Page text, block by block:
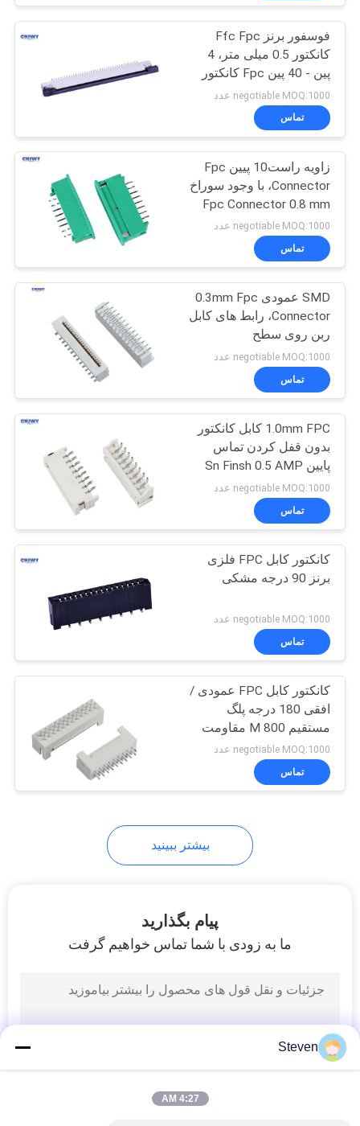
رابط کابل IDC
29
کانکتور پلاگین DIP
7
پی سی بی سیم به
صفحه اتصال
15
رابط PCB به PCB
رابط کابل FPC
24
کانکتورهای خروجی
ورودی
فوسفور برنز Ffc Fpc
کانکتور 0.5 میلی متر، 4
پین - 40 پین Fpc کانکتور
negotiable MOQ:1000 عدد
تماس
زاويه راست10 پيين Fpc
Connector، با وجود سوراخ
Fpc Connector 0.8 mm
Pitch / 1.25mm
negotiable MOQ:1000 عدد
تماس
SMD عمودی 0.3mm Fpc
Connector، رابط های کابل
ربن روی سطح
negotiable MOQ:1000 عدد
تماس
1.0mm FPC کابل کانکتور
بدون قفل کردن تماس
پایین Sn Finsh 0.5 AMP
جریان نامی
negotiable MOQ:1000 عدد
تماس
کانکتور کابل FPC فلزی
برنز 90 درجه مشکی
negotiable MOQ:1000 عدد
تماس
کانکتور کابل FPC عمودی /
افقی 180 درجه پلگ
مستقیم 800 M مقاومت
عایق امگا مین
negotiable MOQ:1000 عدد
تماس
بیشتر ببینید
پیام بگذارید
ما به زودی با شما تماس خواهیم گرفت
Steven
4:27 AM